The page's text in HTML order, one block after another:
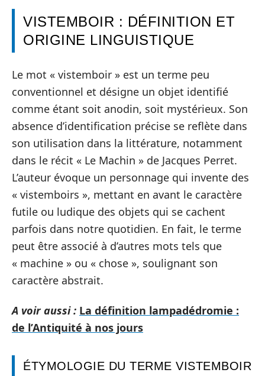
VISTEMBOIR : DÉFINITION ET
ORIGINE LINGUISTIQUE
Le mot « vistemboir » est un terme peu
conventionnel et désigne un objet identifié
comme étant soit anodin, soit mystérieux. Son
absence d’identification précise se reflète dans
son utilisation dans la littérature, notamment
dans le récit « Le Machin » de Jacques Perret.
L’auteur évoque un personnage qui invente des
« vistemboirs », mettant en avant le caractère
futile ou ludique des objets qui se cachent
parfois dans notre quotidien. En fait, le terme
peut être associé à d’autres mots tels que
« machine » ou « chose », soulignant son
caractère abstrait.
A voir aussi : La définition lampadédromie :
de l’Antiquité à nos jours
ÉTYMOLOGIE DU TERME VISTEMBOIR